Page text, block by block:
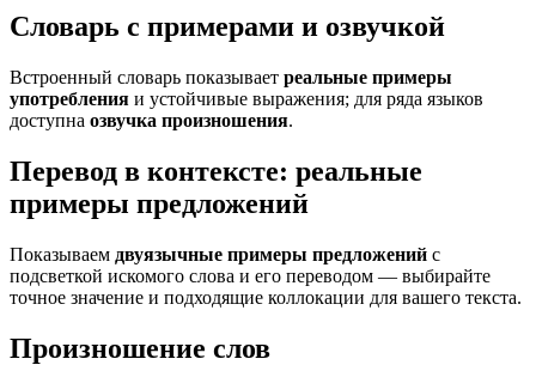
Словарь с примерами и озвучкой
Встроенный словарь показывает реальные примеры
употребления и устойчивые выражения; для ряда языков
доступна озвучка произношения.
Перевод в контексте: реальные
примеры предложений
Показываем двуязычные примеры предложений с
подсветкой искомого слова и его переводом — выбирайте
точное значение и подходящие коллокации для вашего текста.
Произношение слов